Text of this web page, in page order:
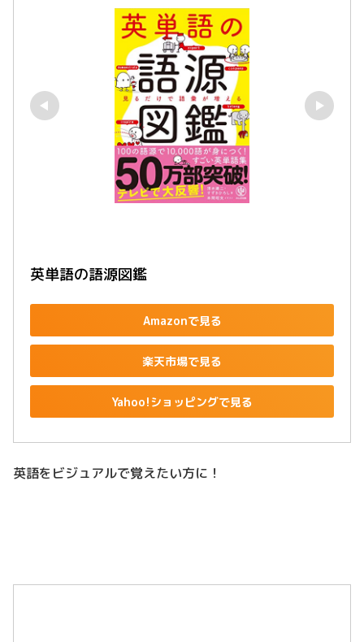
英単語の語源図鑑
Amazonで見る
楽天市場で見る
Yahoo!ショッピングで見る
英語をビジュアルで覚えたい方に！